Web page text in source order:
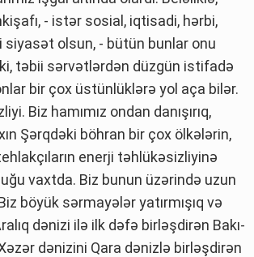
- istər sosial, iqtisadi, hərbi,
olsun, - bütün bunlar onu
təbii sərvətlərdən düzgün istifadə
bir çox üstünlüklərə yol aça bilər.
Biz hamımız ondan danışırıq,
Şərqdəki böhran bir çox ölkələrin,
enerji təhlükəsizliyinə
vaxtda. Biz bunun üzərində uzun
böyük sərmayələr yatırmışıq və
dənizi ilə ilk dəfə birləşdirən Bakı-
dənizini Qara dənizlə birləşdirən